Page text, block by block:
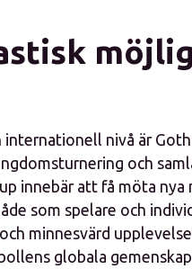
nivå är
och
innebär att få möta nya
som spelare och
minnesvärd
globala